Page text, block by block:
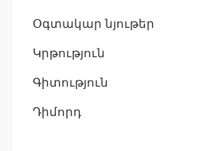
Օգտակար նյութեր
Կրթություն
Գիտություն
Դիմորդ